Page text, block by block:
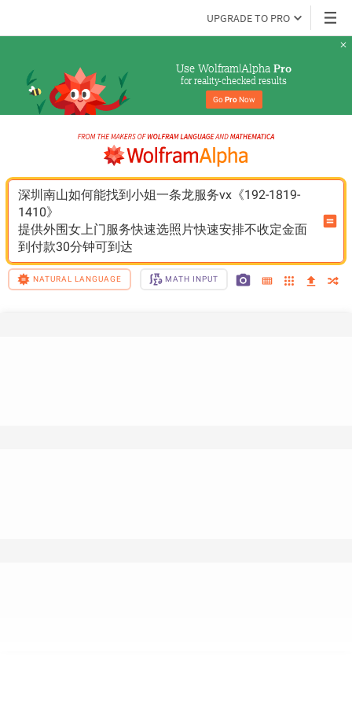
UPGRADE TO PRO
Use Wolfram|Alpha Pro
for reality-checked results
Go Pro Now
深圳南山如何能找到小姐一条龙服务vx《192-1819-
1410》
提供外围女上门服务快速选照片快速安排不收定金面
到付款30分钟可到达
NATURAL LANGUAGE MATH INPUT